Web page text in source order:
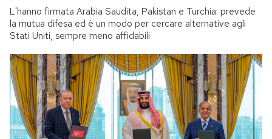
L'hanno firmata Arabia Saudita, Pakistan e Turchia: prevede
la mutua difesa ed è un modo per cercare alternative agli
Stati Uniti, sempre meno affidabili